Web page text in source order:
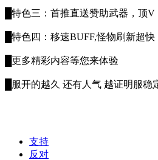
█特色三：首推直送赞助武器，顶V
█特色四：移速BUFF,怪物刷新超快
█更多精彩内容等您来体验
█服开的越久 还有人气 越证明服稳
交流群号
支持
反对